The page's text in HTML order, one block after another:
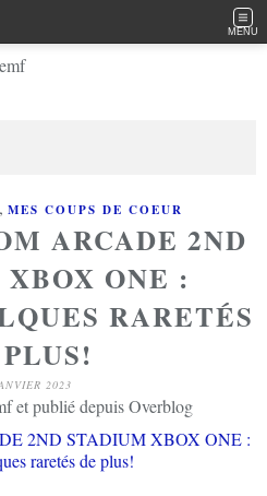
MENU
, MES COUPS DE COEUR
ARCADE 2ND
ONE :
RARETÉS
2023
et publié depuis Overblog